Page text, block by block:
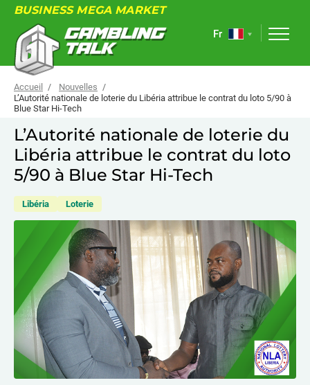
BUSINESS MEGA MARKET
À PROPOS
FORUM
ARTICLES
NOUVELLES
LIENS UTILES
ÉVÉNEMENTS
Fr
Accueil
Nouvelles
L’Autorité nationale de loterie du Libéria attribue le contrat du loto 5/90 à
Blue Star Hi-Tech
L’Autorité nationale de loterie du
Libéria attribue le contrat du loto
5/90 à Blue Star Hi-Tech
Libéria Loterie